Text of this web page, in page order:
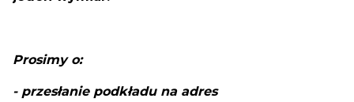
Prosimy o:
- przesłanie podkładu na adres